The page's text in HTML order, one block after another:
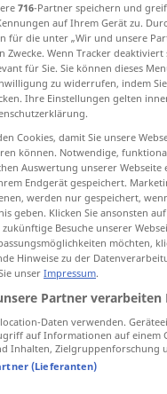
gebraucht
achevé
716-Partner speichern und
auf Ihrem Gerät zu.
für die unter „Wir und unsere
Zwecke. Wenn Tracker
für Sie. Sie können dieses
zu widerrufen, indem
Ihre Einstellungen gelten
Cookies, damit Sie unsere
können. Notwendige,
Auswertung unserer
Endgerät gespeichert.
werden nur gespeichert,
geben. Klicken Sie ansonsten
Besuche unserer
möchten,
Hinweise zu der
unser Impressum.
Partner
Daten verwenden.
auf Informationen auf einem
Inhalten, Zielgruppenforschung
(Lieferanten)